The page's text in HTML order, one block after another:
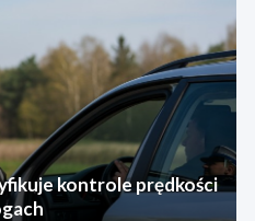
kontrole prędkości